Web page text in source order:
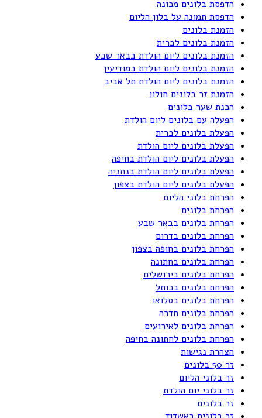
הדפסת בלונים מכונה
הדפסת תמונה על בלון הליום
הזמנת בלונים
הזמנת בלונים לברית
הזמנת בלונים ליום הולדת בבאר שבע
הזמנת בלונים ליום הולדת במודיעין
הזמנת בלונים ליום הולדת תל אביב
הזמנת זר בלונים חולון
הכנת שער בלונים
הפעלה עם בלונים ליום הולדת
הפעלת בלונים לברית
הפעלת בלונים ליום הולדת
הפעלת בלונים ליום הולדת בחיפה
הפעלת בלונים ליום הולדת בנתניה
הפעלת בלונים ליום הולדת בצפון
הפרחת בלוני הליום
הפרחת בלונים
הפרחת בלונים בבאר שבע
הפרחת בלונים בדרום
הפרחת בלונים בחופה בצפון
הפרחת בלונים בחתונה
הפרחת בלונים בירושלים
הפרחת בלונים בכותל
הפרחת בלונים בסלואו
הפרחת בלונים חדרה
הפרחת בלונים לאירועים
הפרחת בלונים לחתונה בחיפה
הצהרת נגישות
זר 50 בלונים
זר בלוני הליום
זר בלוני יום הולדת
זר בלונים